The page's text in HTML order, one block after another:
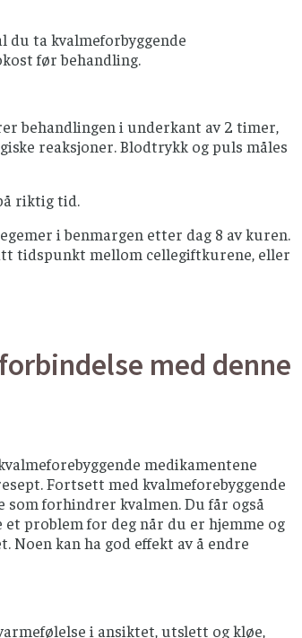
du ta kvalmeforbyggende
før behandling.
behandlingen i underkant av 2 timer,
reaksjoner. Blodtrykk og puls måles
riktig tid.
i benmargen etter dag 8 av kuren.
tidspunkt mellom cellegiftkurene, eller
med denne
medikamentene
Fortsett med kvalmeforebyggende
som forhindrer kvalmen. Du får også
problem for deg når du er hjemme og
kan ha god effekt av å endre
i ansiktet, utslett og kløe,